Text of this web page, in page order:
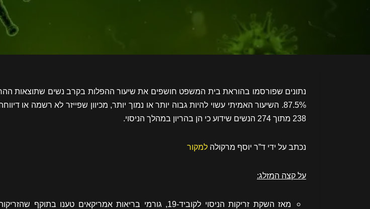
נתונים שפורסמו בהוראת בית המשפט חושפים את שיעור ההפלות בקרב נשים שתוצאות
87.5%. השיעור האמיתי עשוי להיות גבוה יותר או נמוך יותר, מכיוון שפייזר לא רשמה או
238 מתוך 274 הנשים שידוע כי הן בהריון במהלך הניסוי.
נכתב על ידי ד”ר יוסף מרקולה למקור
על קצה המזלג:
מאז השקת זריקות הניסוי לקוביד-19, גורמי בריאות אמריקאים טענו